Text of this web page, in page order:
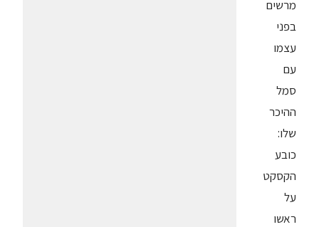
מרשים
בפני
עצמו
עם
סמל
ההיכר
שלו:
כובע
הקסקט
על
ראשו